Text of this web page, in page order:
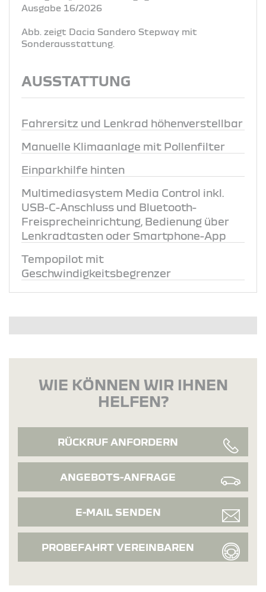
Ausgabe 16/2026
Abb. zeigt Dacia Sandero Stepway mit
Sonderausstattung.
AUSSTATTUNG
Fahrersitz und Lenkrad höhenverstellbar
Manuelle Klimaanlage mit Pollenfilter
Einparkhilfe hinten
Multimediasystem Media Control inkl.
USB-C-Anschluss und Bluetooth-
Freisprecheinrichtung, Bedienung über
Lenkradtasten oder Smartphone-App
Tempopilot mit
Geschwindigkeitsbegrenzer
WIE KÖNNEN WIR IHNEN
HELFEN?
RÜCKRUF ANFORDERN
ANGEBOTS-ANFRAGE
E-MAIL SENDEN
PROBEFAHRT VEREINBAREN